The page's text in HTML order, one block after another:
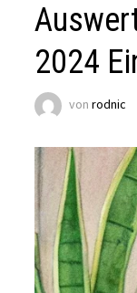
2024
vonrodnic